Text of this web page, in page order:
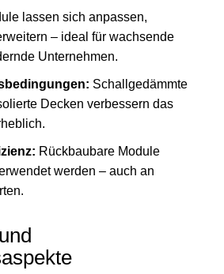
lassen sich anpassen,
– ideal für wachsende
Unternehmen.
Schallgedämmte
Decken verbessern das
Rückbaubare Module
werden – auch an